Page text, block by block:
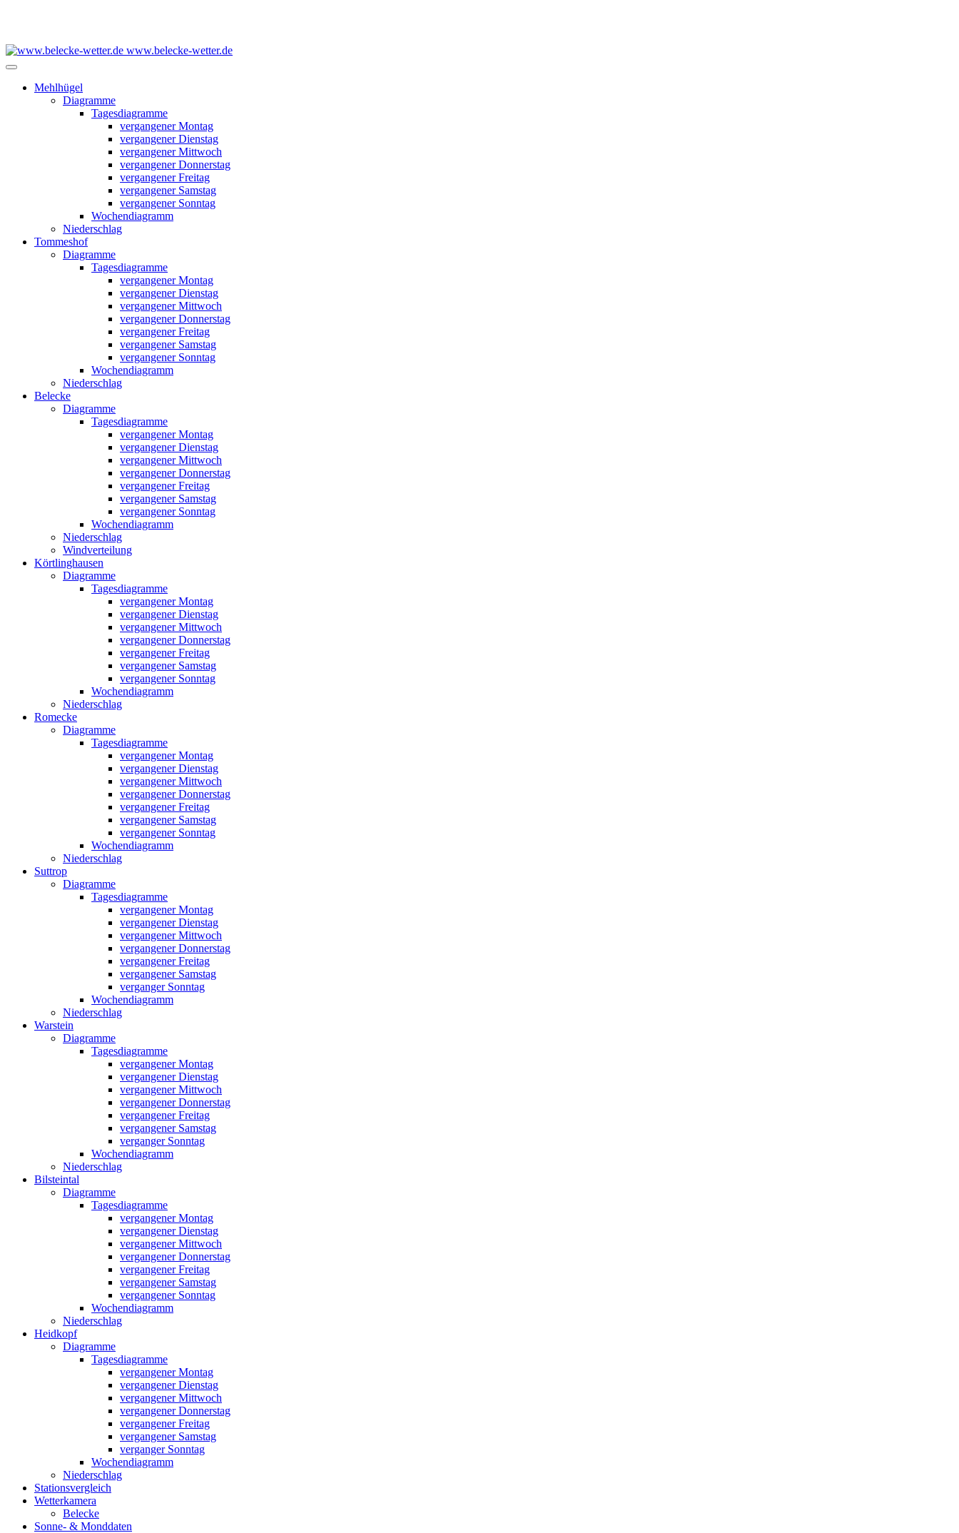
www.belecke-wetter.de
Mehlhügel
Diagramme
Tagesdiagramme
vergangener Montag
vergangener Dienstag
vergangener Mittwoch
vergangener Donnerstag
vergangener Freitag
vergangener Samstag
vergangener Sonntag
Wochendiagramm
Niederschlag
Tommeshof
Diagramme
Tagesdiagramme
vergangener Montag
vergangener Dienstag
vergangener Mittwoch
vergangener Donnerstag
vergangener Freitag
vergangener Samstag
vergangener Sonntag
Wochendiagramm
Niederschlag
Belecke
Diagramme
Tagesdiagramme
vergangener Montag
vergangener Dienstag
vergangener Mittwoch
vergangener Donnerstag
vergangener Freitag
vergangener Samstag
vergangener Sonntag
Wochendiagramm
Niederschlag
Windverteilung
Körtlinghausen
Diagramme
Tagesdiagramme
vergangener Montag
vergangener Dienstag
vergangener Mittwoch
vergangener Donnerstag
vergangener Freitag
vergangener Samstag
vergangener Sonntag
Wochendiagramm
Niederschlag
Romecke
Diagramme
Tagesdiagramme
vergangener Montag
vergangener Dienstag
vergangener Mittwoch
vergangener Donnerstag
vergangener Freitag
vergangener Samstag
vergangener Sonntag
Wochendiagramm
Niederschlag
Suttrop
Diagramme
Tagesdiagramme
vergangener Montag
vergangener Dienstag
vergangener Mittwoch
vergangener Donnerstag
vergangener Freitag
vergangener Samstag
verganger Sonntag
Wochendiagramm
Niederschlag
Warstein
Diagramme
Tagesdiagramme
vergangener Montag
vergangener Dienstag
vergangener Mittwoch
vergangener Donnerstag
vergangener Freitag
vergangener Samstag
verganger Sonntag
Wochendiagramm
Niederschlag
Bilsteintal
Diagramme
Tagesdiagramme
vergangener Montag
vergangener Dienstag
vergangener Mittwoch
vergangener Donnerstag
vergangener Freitag
vergangener Samstag
vergangener Sonntag
Wochendiagramm
Niederschlag
Heidkopf
Diagramme
Tagesdiagramme
vergangener Montag
vergangener Dienstag
vergangener Mittwoch
vergangener Donnerstag
vergangener Freitag
vergangener Samstag
verganger Sonntag
Wochendiagramm
Niederschlag
Stationsvergleich
Wetterkamera
Belecke
Sonne- & Monddaten